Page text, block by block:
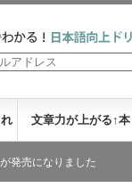
文章力が上がる↑本
した ビ